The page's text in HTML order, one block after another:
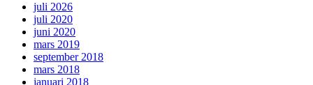
juli 2026
juli 2020
juni 2020
mars 2019
september 2018
mars 2018
januari 2018